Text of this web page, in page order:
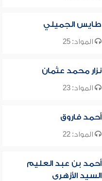
طايس الجميلي
المواد: 25
نزار محمد عثمان
المواد: 23
أحمد فاروق
المواد: 22
أحمد بن عبد العليم
السيد الأزهرى